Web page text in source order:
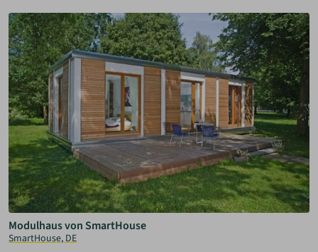
Modulhaus von SmartHouse
SmartHouse, DE